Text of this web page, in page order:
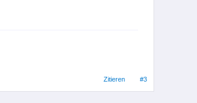
Zitieren #3